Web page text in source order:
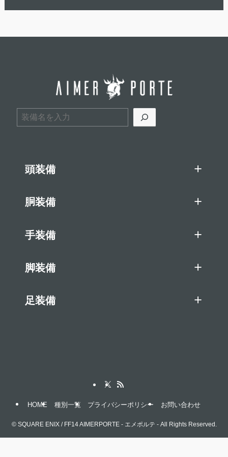
検索
頭装備
胴装備
手装備
脚装備
足装備
HOME 種別一覧 プライバシーポリシー お問い合わせ
©SQUARE ENIX / FF14 AIMERPORTE - エメポルテ - All Rights Reserved.